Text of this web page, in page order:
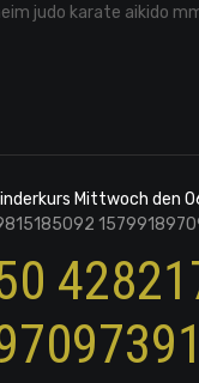
judo karate aikido
Mittwoch den